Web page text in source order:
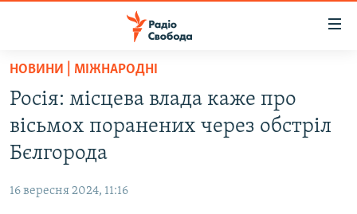
Перейти
основного
матеріалу
Перейти
до
основної
навігації
СТАТТІ
ЕКОНОМІКА
РОСІЙСЬКА «ФІЛЬТРАЦІЯ»
НОВИНИ | МІЖНАРОДНІ
Росія: місцева влада каже про
вісьмох поранених через обстріл
Бєлгорода
16 вересня 2024, 11:16